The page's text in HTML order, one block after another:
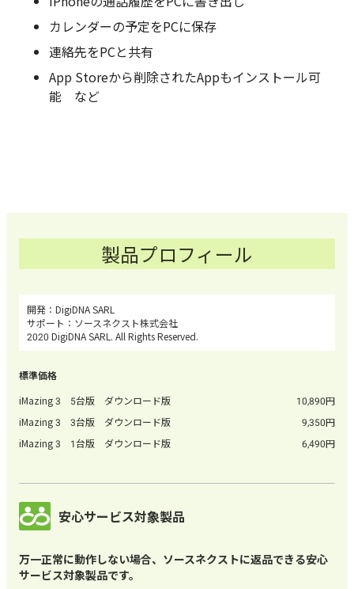
カレンダーの予定をPCに保存
連絡先をPCと共有
App Storeから削除されたAppもインストール可
能 など
製品プロフィール
DigiDNA SARL
ソースネクスト株式会社
2020 DigiDNA SARL. All Rights Reserved.
iMazing 3 5台版 ダウンロード版
10,890
iMazing 3 3台版 ダウンロード版
9,350
iMazing 3 1台版 ダウンロード版
6,490
安心サービス対象製品
万一正常に動作しない場合、ソースネクストに返品できる安心
サービス対象製品です。